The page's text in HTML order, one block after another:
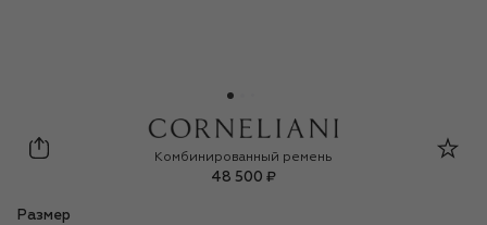
Corneliani
Комбинированный ремень
48 500 ₽
Размер